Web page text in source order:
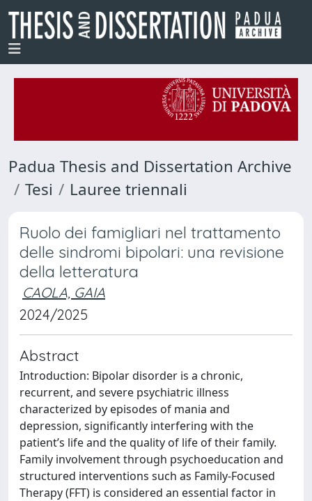
Padua Thesis and Dissertation Archive
Tesi
Lauree triennali
Ruolo dei famigliari nel trattamento
delle sindromi bipolari: una revisione
della letteratura
CAOLA, GAIA
2024/2025
Abstract
Introduction: Bipolar disorder is a chronic,
recurrent, and severe psychiatric illness
characterized by episodes of mania and
depression, significantly interfering with the
patient’s life and the quality of life of their family.
Family involvement through psychoeducation and
structured interventions such as Family-Focused
Therapy (FFT) is considered an essential factor in